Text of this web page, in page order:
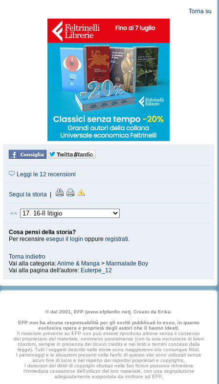
Torna su
Leggi le 12 recensioni
Segui la storia
<<
Cosa pensi della storia?
Per recensire esegui il login oppure registrati.
Torna indietro
Vai alla categoria:Anime & Manga > Marmalade Boy
Vai alla pagina dell'autore: Euterpe_12
© dal 2001, EFP (www.efpfanfic.net). Creato da Erika.
EFP non ha alcuna responsabilità per gli scritti pubblicati in esso, in quanto
esclusiva opera e proprietà degli autori che li hanno ideati.
Il materiale presente su EFP non può essere riprodotto altrove senza il consenso
del proprietario del materiale, nemmeno parzialmente (con la sola esclusione di brevi
citazioni, sempre in presenza dei dovuti credits e nei limiti e termini concessi dalla
legge). Tutti i soggetti descritti nelle storie sono maggiorenni e/o comunque fittizi.
I personaggi e le situazioni presenti nelle fanfic di questo sito sono utilizzati senza
alcun fine di lucro e nel rispetto dei rispettivi proprietari e copyrights.
I detentori dei diritti di copyright sfruttati nelle fan fiction possono richiedere
l'immediata cessazione dell'utilizzo del loro materiale, con una segnalazione
adeguatamente supportata da inoltrare ad EFP.